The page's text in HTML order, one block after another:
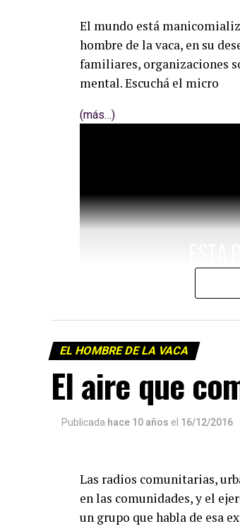
El mundo está
hombre de la vaca, en su
familiares, organizaciones
mental. Escuchá el micro
(más…)
EL HOMBRE DE LA VACA
El aire que
Publicada hace 10 años el 16/12/2016
Las radios comunitarias,
en las comunidades, y el
un grupo que habla de esa